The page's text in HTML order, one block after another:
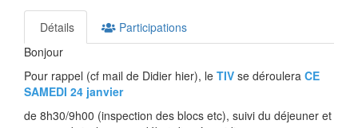
Détails
Participations
Bonjour
Pour rappel (cf mail de Didier hier), le TIV se déroulera CE
SAMEDI 24 janvier
de 8h30/9h00 (inspection des blocs etc), suivi du déjeuner et